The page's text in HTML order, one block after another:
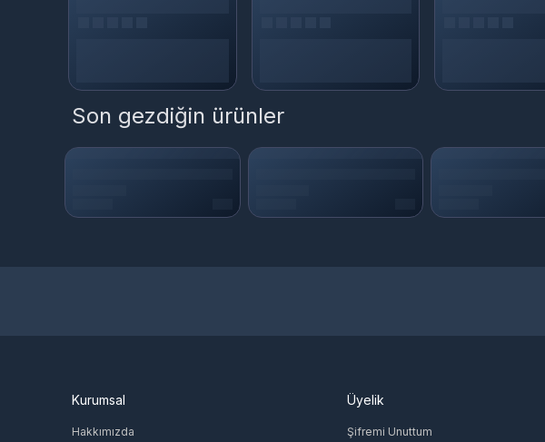
Son gezdiğin ürünler
Kurumsal
Hakkımızda
Üyelik
Şifremi Unuttum